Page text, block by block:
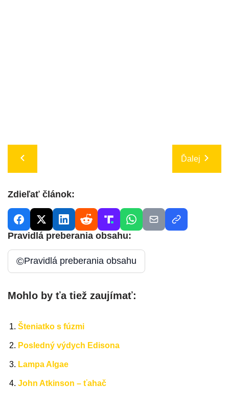
Ďalej
Zdieľať článok:
Pravidlá preberania obsahu:
©Pravidlá preberania obsahu
Mohlo by ťa tiež zaujímať:
Šteniatko s fúzmi
Posledný výdych Edisona
Lampa Algae
John Atkinson – ťahač